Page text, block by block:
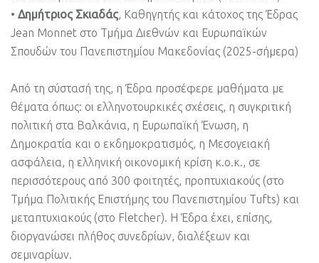
• Δημήτριος Σκιαδάς, Καθηγητής και κάτοχος της Έδρας
Jean Monnet στο Τμήμα Διεθνών και Ευρωπαϊκών
Σπουδών του Πανεπιστημίου Μακεδονίας (2025-σήμερα)
Από τη σύστασή της, η Έδρα προσέφερε μαθήματα με
θέματα όπως: οι ελληνοτουρκικές σχέσεις, η συγκριτική
πολιτική στα Βαλκάνια, η Ευρωπαϊκή Ένωση, η
Δημοκρατία και ο εκδημοκρατισμός, η Μεσογειακή
ασφάλεια, η ελληνική οικονομική κρίση κ.ο.κ., σε
περισσότερους από 300 φοιτητές, προπτυχιακούς (στο
Τμήμα Πολιτικής Επιστήμης του Πανεπιστημίου Tufts) και
μεταπτυχιακούς (στο Fletcher). Η Έδρα έχει, επίσης,
διοργανώσει πλήθος συνεδρίων, διαλέξεων και
σεμιναρίων.